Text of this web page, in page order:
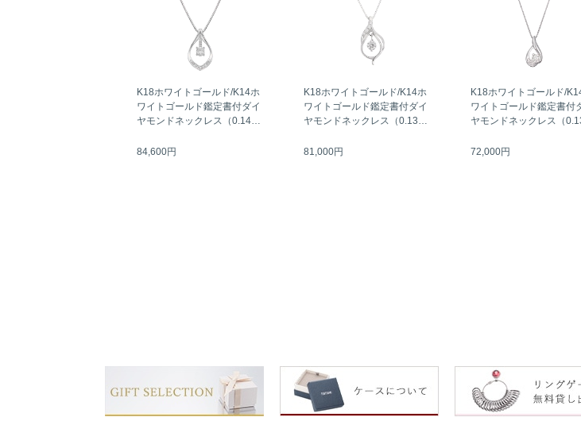
K18ホワイトゴールド/K14ホ
ワイトゴールド鑑定書付ダイ
ヤモンドネックレス（0.14カ
84,600円
K18ホワイトゴールド/K14ホ
ワイトゴールド鑑定書付ダイ
ヤモンドネックレス（0.13カ
81,000円
K18ホワイトゴールド/
ワイトゴールド鑑定書付
ヤモンドネックレス（
72,000円